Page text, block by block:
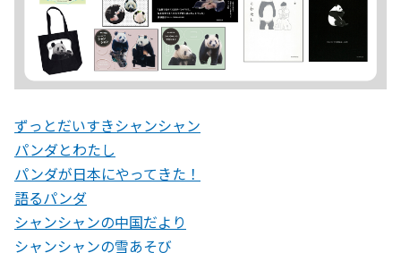
ずっとだいすきシャンシャン
パンダとわたし
パンダが日本にやってきた！
語るパンダ
シャンシャンの中国だより
シャンシャンの雪あそび